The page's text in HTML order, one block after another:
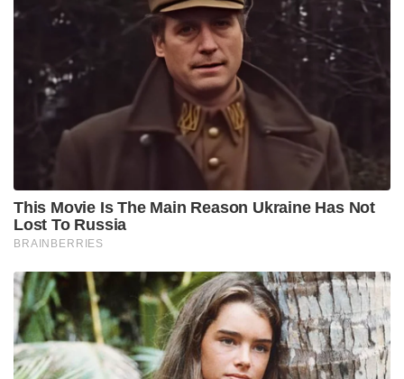
This Movie Is The Main Reason Ukraine Has Not
Lost To Russia
BRAINBERRIES